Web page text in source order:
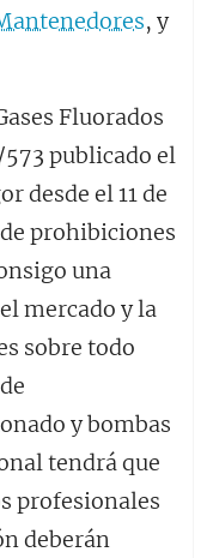
, y
Fluorados
publicado el
desde el 11 de
prohibiciones
una
mercado y la
sobre todo
y bombas
tendrá que
profesionales
deberán